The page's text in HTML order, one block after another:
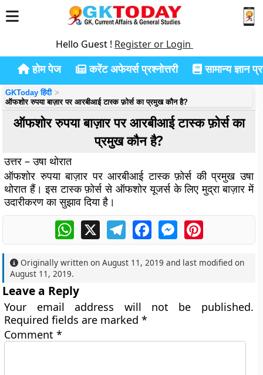
Hello Guest ! Register or Login
होम पेज करेंट अफेयर्स प्रश्नोत्तरी सामान्य ज्ञान
GKToday हिंदी
ऑफशोर रुपया बाज़ार पर आरबीआई टास्क फ़ोर्स का प्रमुख कौन है?
ऑफशोर रुपया बाज़ार पर आरबीआई टास्क फ़ोर्स का
प्रमुख कौन है?
उत्तर – उषा थोरात
ऑफशोर रुपया बाज़ार पर आरबीआई टास्क फ़ोर्स की प्रमुख उषा
थोरात हैं। इस टास्क फ़ोर्स से ऑफशोर यूजर्स के लिए मुद्रा बाज़ार में
उदारीकरण का सुझाव दिया है।
WhatsApp
X TelegramFacebookMessengerPinterest
Originally written onAugust 11, 2019 and last modified on
August 11, 2019.
Leave a Reply
Your email address will not be published.
Required fields are marked*
Comment*